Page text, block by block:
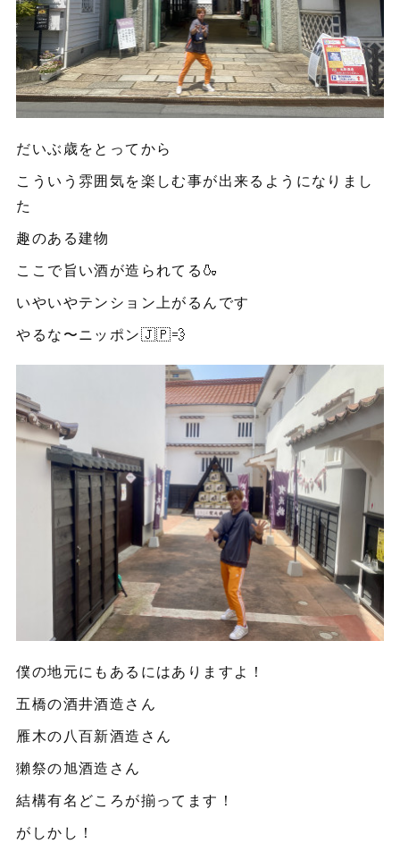
だいぶ歳をとってから
こういう雰囲気を楽しむ事が出来るようになりまし
た
趣のある建物
ここで旨い酒が造られてる🍶
いやいやテンション上がるんです
やるな〜ニッポン🇯🇵💨
僕の地元にもあるにはありますよ！
五橋の酒井酒造さん
雁木の八百新酒造さん
獺祭の旭酒造さん
結構有名どころが揃ってます！
がしかし！